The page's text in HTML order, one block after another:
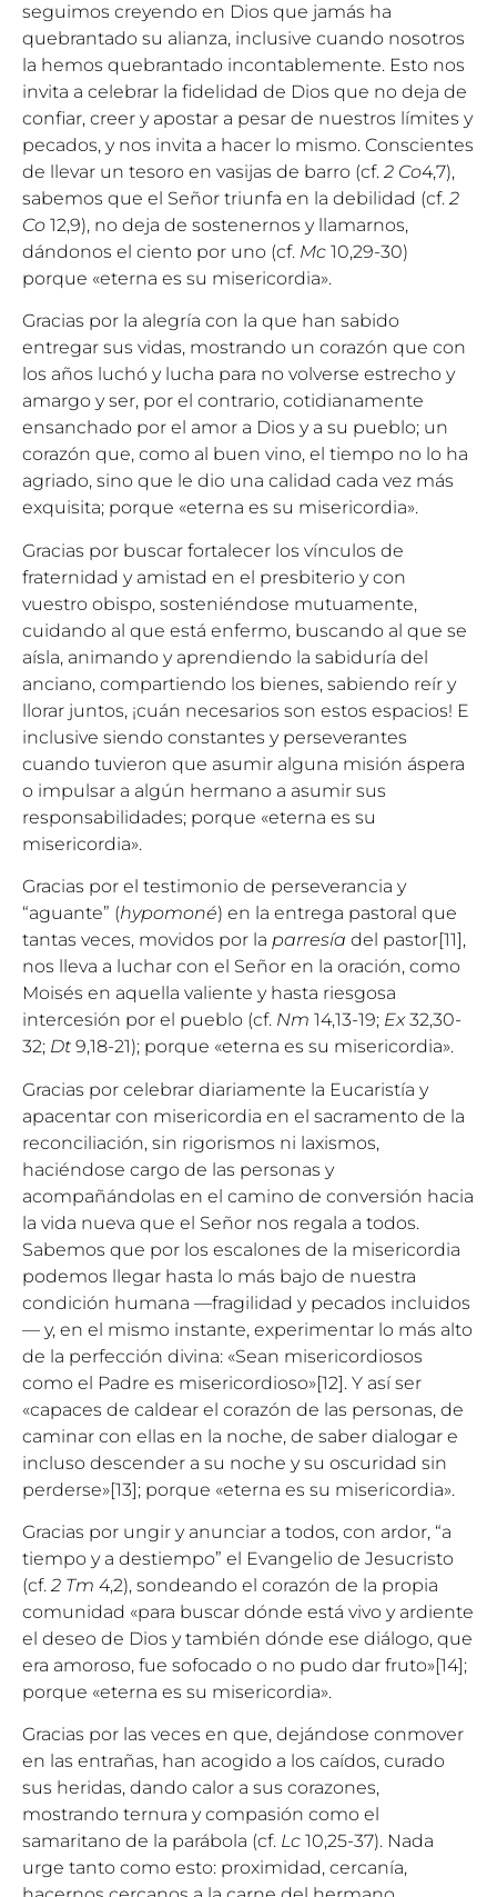
seguimos creyendo en Dios que jamás ha
quebrantado su alianza, inclusive cuando nosotros
la hemos quebrantado incontablemente. Esto nos
invita a celebrar la fidelidad de Dios que no deja de
confiar, creer y apostar a pesar de nuestros límites y
pecados, y nos invita a hacer lo mismo. Conscientes
de llevar un tesoro en vasijas de barro (cf. 2 Co4,7),
sabemos que el Señor triunfa en la debilidad (cf. 2
Co 12,9), no deja de sostenernos y llamarnos,
dándonos el ciento por uno (cf. Mc 10,29-30)
porque «eterna es su misericordia».
Gracias por la alegría con la que han sabido
entregar sus vidas, mostrando un corazón que con
los años luchó y lucha para no volverse estrecho y
amargo y ser, por el contrario, cotidianamente
ensanchado por el amor a Dios y a su pueblo; un
corazón que, como al buen vino, el tiempo no lo ha
agriado, sino que le dio una calidad cada vez más
exquisita; porque «eterna es su misericordia».
Gracias por buscar fortalecer los vínculos de
fraternidad y amistad en el presbiterio y con
vuestro obispo, sosteniéndose mutuamente,
cuidando al que está enfermo, buscando al que se
aísla, animando y aprendiendo la sabiduría del
anciano, compartiendo los bienes, sabiendo reír y
llorar juntos, ¡cuán necesarios son estos espacios! E
inclusive siendo constantes y perseverantes
cuando tuvieron que asumir alguna misión áspera
o impulsar a algún hermano a asumir sus
responsabilidades; porque «eterna es su
misericordia».
Gracias por el testimonio de perseverancia y
“aguante” (hypomoné) en la entrega pastoral que
tantas veces, movidos por la parresía del pastor[11] ,
nos lleva a luchar con el Señor en la oración, como
Moisés en aquella valiente y hasta riesgosa
intercesión por el pueblo (cf. Nm 14,13-19; Ex32,30-
32; Dt 9,18-21); porque «eterna es su misericordia».
Gracias por celebrar diariamente la Eucaristía y
apacentar con misericordia en el sacramento de la
reconciliación, sin rigorismos ni laxismos,
haciéndose cargo de las personas y
acompañándolas en el camino de conversión hacia
la vida nueva que el Señor nos regala a todos.
Sabemos que por los escalones de la misericordia
podemos llegar hasta lo más bajo de nuestra
condición humana —fragilidad y pecados incluidos
— y, en el mismo instante, experimentar lo más alto
de la perfección divina: «Sean misericordiosos
como el Padre es misericordioso»[12]. Y así ser
«capaces de caldear el corazón de las personas, de
caminar con ellas en la noche, de saber dialogar e
incluso descender a su noche y su oscuridad sin
perderse»[13]; porque «eterna es su misericordia».
Gracias por ungir y anunciar a todos, con ardor, “a
tiempo y a destiempo” el Evangelio de Jesucristo
(cf. 2 Tm 4,2), sondeando el corazón de la propia
comunidad «para buscar dónde está vivo y ardiente
el deseo de Dios y también dónde ese diálogo, que
era amoroso, fue sofocado o no pudo dar fruto»[14];
porque «eterna es su misericordia».
Gracias por las veces en que, dejándose conmover
en las entrañas, han acogido a los caídos, curado
sus heridas, dando calor a sus corazones,
mostrando ternura y compasión como el
samaritano de la parábola (cf. Lc 10,25-37). Nada
urge tanto como esto: proximidad, cercanía,